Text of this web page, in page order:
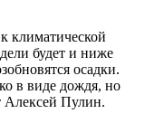
климатической
будет и ниже
осадки.
в виде дождя, но
Алексей Пулин.